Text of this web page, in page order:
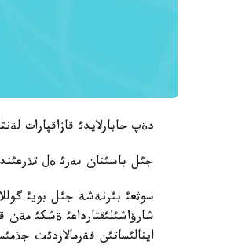
دةپ حابارلايدئ قازاقپارات
جئل باسئنان بةرئ ةل تذرعئندارئ اراسئندا وسئ
سوثعئ بئرنةشة جئل بويئ
شارؤاشئلئقتارداعئ ةشكئ مةن
اينالئساتئن فةرمالاردئث